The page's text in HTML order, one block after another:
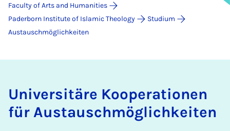
Faculty of Arts and Humanities
Paderborn Institute of Islamic Theology
Studium
Austauschmöglichkeiten
Uni­versitäre Ko­op­er­a­tion­en
für Aus­tauschmög­lich­keiten